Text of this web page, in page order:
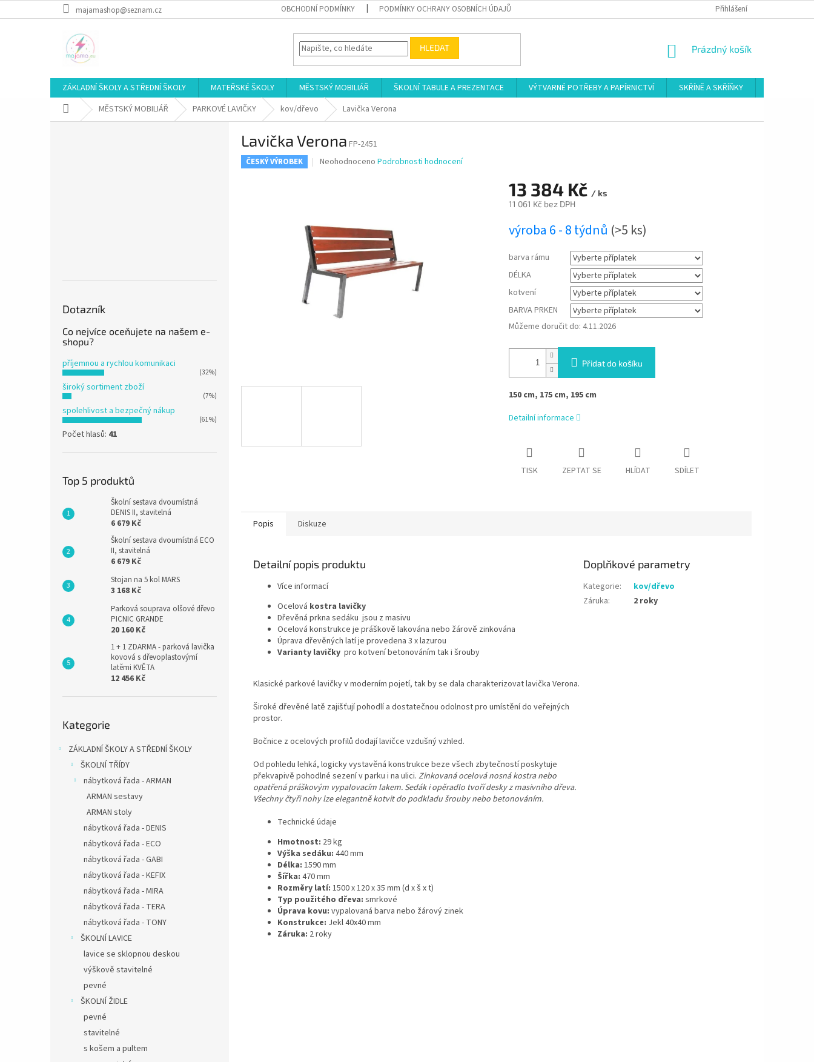
na
majamashop@seznam.cz OBCHODNÍ PODMÍNKY PODMÍNKY OCHRANY OSOBNÍCH ÚDAJŮ Přihlášení
HLEDAT
NÁKUPNÍ
Prázdný košík
ZÁKLADNÍ ŠKOLY A STŘEDNÍ ŠKOLY MATEŘSKÉ ŠKOLY MĚSTSKÝ MOBILIÁŘ ŠKOLNÍ TABULE A PREZENTACE VÝTVARNÉ POTŘEBY A PAPÍRNICTVÍ SKŘÍNĚ A SKŘÍŇKY
Domů MĚSTSKÝ MOBILIÁŘ PARKOVÉ LAVIČKY kov/dřevo Lavička Verona
Dotazník
Co nejvíce oceňujete na našem e-
shopu?
příjemnou a rychlou komunikaci
(32%)
široký sortiment zboží
(7%)
spolehlivost a bezpečný nákup
(61%)
Počet hlasů: 41
Top 5 produktů
Školní sestava dvoumístná
DENIS II, stavitelná
6 679 Kč
Školní sestava dvoumístná ECO
II, stavitelná
6 679 Kč
Stojan na 5 kol MARS
3 168 Kč
Parková souprava olšové dřevo
PICNIC GRANDE
20 160 Kč
1 + 1 ZDARMA - parková lavička
kovová s dřevoplastovýmí
latěmi KVĚTA
12 456 Kč
kategorie
Kategorie
ZÁKLADNÍ ŠKOLY A STŘEDNÍ ŠKOLY
ŠKOLNÍ TŘÍDY
nábytková řada - ARMAN
ARMAN sestavy
ARMAN stoly
nábytková řada - DENIS
nábytková řada - ECO
nábytková řada - GABI
nábytková řada - KEFIX
nábytková řada - MIRA
nábytková řada - TERA
nábytková řada - TONY
ŠKOLNÍ LAVICE
lavice se sklopnou deskou
výškově stavitelné
pevné
ŠKOLNÍ ŽIDLE
pevné
stavitelné
s košem a pultem
Lavička Verona FP-2451
ČESKÝ VÝROBEK
Průměrné
5
hvězdiček.
Neohodnoceno Podrobnosti hodnocení
13 384 Kč / ks
11 061 Kčbez DPH
cena:
výroba 6 - 8 týdnů (>5 ks)
barva rámu
DÉLKA
kotvení
BARVA PRKEN
Můžeme doručit do: 4.11.2026
Přidat do košíku
150 cm, 175 cm, 195 cm
Detailní informace
TISK ZEPTAT SE HLÍDAT SDÍLET
Popis Diskuze
Detailní popis produktu
Více informací
Ocelová kostra lavičky
Dřevěná prkna sedáku jsou z masivu
Ocelová konstrukce je práškově lakována nebo žárově zinkována
Úprava dřevěných latí je provedena 3 x lazurou
Varianty lavičky pro kotvení betonováním tak i šrouby
Klasické parkové lavičky v moderním pojetí, tak by se dala charakterizovat lavička Verona.
Široké dřevěné latě zajišťují pohodlí a dostatečnou odolnost pro umístění do veřejných
prostor.
Bočnice z ocelových profilů dodají lavičce vzdušný vzhled.
Od pohledu lehká, logicky vystavěná konstrukce beze všech zbytečností poskytuje
překvapivě pohodlné sezení v parku i na ulici. Zinkovaná ocelová nosná kostra nebo
opatřená práškovým vypalovacím lakem. Sedák i opěradlo tvoří desky z masivního dřeva.
Všechny čtyři nohy lze elegantně kotvit do podkladu šrouby nebo betonováním.
Technické údaje
Hmotnost: 29 kg
Výška sedáku: 440 mm
Délka: 1590 mm
Šířka: 470 mm
Rozměry latí: 1500 x 120 x 35 mm (d x š x t)
Typ použitého dřeva: smrkové
Úprava kovu: vypalovaná barva nebo žárový zinek
Konstrukce: Jekl 40x40 mm
Záruka: 2 roky
Doplňkové parametry
Kategorie:
kov/dřevo
Záruka: 2 roky